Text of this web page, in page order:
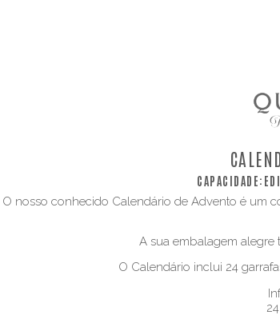
CAPACIDADE:
O nosso conhecido Calendário de Advento é um
A sua embalagem alegre
O Calendário inclui 24